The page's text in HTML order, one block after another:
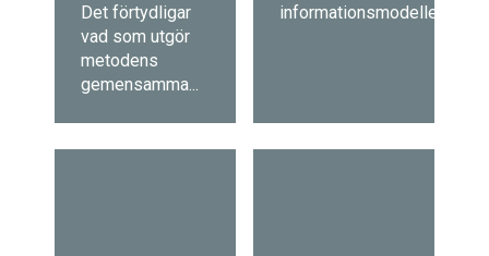
Det förtydligar
vad som utgör
metodens
gemensamma...
informationsmodellering...